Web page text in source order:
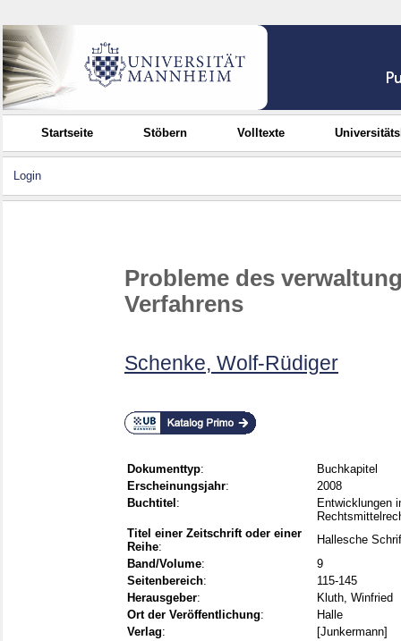
Startseite Stöbern Volltexte
Login
Probleme des
Verfahrens
Schenke, Wolf-Rüdiger
Dokumenttyp:
Buchkapitel
Erscheinungsjahr:
2008
Buchtitel :
Entwicklungen
Titel einer Zeitschrift oder einer
Reihe:
Hallesche
Band/Volume:
9
Seitenbereich:
115-145
Herausgeber:
Kluth, Winfried
Ort der Veröffentlichung:
Halle
Verlag:
[Junkermann]